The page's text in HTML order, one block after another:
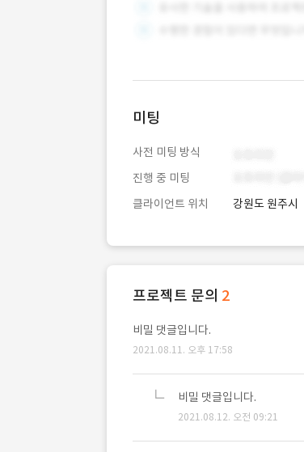
미팅
사전 미팅 방식
진행 중 미팅
클라이언트 위치
강원도 원주시
프로젝트 문의 2
비밀 댓글입니다.
2021.08.11. 오후 17:58
비밀 댓글입니다.
2021.08.12. 오전 09:21